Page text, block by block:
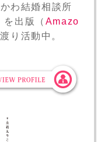
わ結婚相談所
を出版（ Amazo
り活動中。